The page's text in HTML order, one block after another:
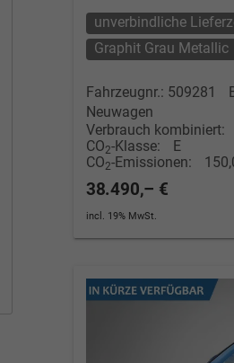
unverbindliche
Graphit Grau Metallic
Fahrzeugnr.: 509281
Neuwagen
Verbrauch kombiniert:
CO2-Klasse:
E
CO2-Emissionen:
38.490,– €
incl. 19% MwSt.
Bünyamin Schael
Verkauf
schael@take-your-car.de